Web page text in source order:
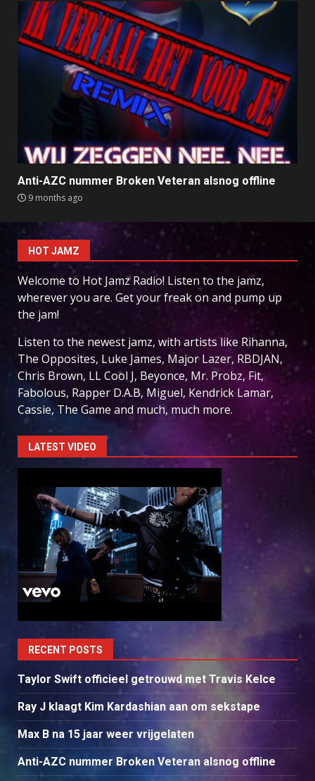
Anti-AZC nummer Broken Veteran alsnog offline
9 months ago
HOT JAMZ
Welcome to Hot Jamz Radio! Listen to the jamz,
wherever you are. Get your freak on and pump up
the jam!
Listen to the newest jamz, with artists like Rihanna,
The Opposites, Luke James, Major Lazer, RBDJAN,
Chris Brown, LL Cool J, Beyonce, Mr. Probz, Fit,
Fabolous, Rapper D.A.B, Miguel, Kendrick Lamar,
Cassie, The Game and much, much more.
LATEST VIDEO
RECENT POSTS
Taylor Swift officieel getrouwd met Travis Kelce
Ray J klaagt Kim Kardashian aan om sekstape
Max B na 15 jaar weer vrijgelaten
Anti-AZC nummer Broken Veteran alsnog offline